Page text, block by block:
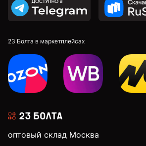
23 Болта в маркетплейсах
оптовый склад Москва